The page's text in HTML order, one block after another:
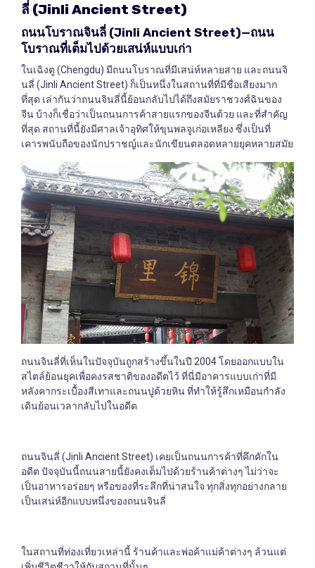
ลี่ (Jinli Ancient Street)
ถนนโบราณจินลี่ (Jinli Ancient Street)—ถนน
โบราณที่เต็มไปด้วยเสน่ห์แบบเก่า
ในเฉิงตู (Chengdu) มีถนนโบราณที่มีเสน่ห์หลายสาย และถนนจิ
นลี่ (Jinli Ancient Street) ก็เป็นหนึ่งในสถานที่ที่มีชื่อเสียงมาก
ที่สุด เล่ากันว่าถนนจินลี่นี้ย้อนกลับไปได้ถึงสมัยราชวงศ์ฉินของ
จีน บ้างก็เชื่อว่าเป็นถนนการค้าสายแรกของจีนด้วย และที่สำคัญ
ที่สุด สถานที่นี้ยังมีศาลเจ้าอุทิศให้ขุนพลจูเก่อเหลียง ซึ่งเป็นที่
เคารพนับถือของนักปราชญ์และนักเขียนตลอดหลายยุคหลายสมัย
ถนนจินลี่ที่เห็นในปัจจุบันถูกสร้างขึ้นในปี 2004 โดยออกแบบใน
สไตล์ย้อนยุคเพื่อคงรสชาติของอดีตไว้ ที่นี่มีอาคารแบบเก่าที่มี
หลังคากระเบื้องสีเทาและถนนปูด้วยหิน ที่ทำให้รู้สึกเหมือนกำลัง
เดินย้อนเวลากลับไปในอดีต
ถนนจินลี่ (Jinli Ancient Street) เคยเป็นถนนการค้าที่คึกคักใน
อดีต ปัจจุบันนี้ถนนสายนี้ยังคงเต็มไปด้วยร้านค้าต่างๆ ไม่ว่าจะ
เป็นอาหารอร่อยๆ หรือของที่ระลึกที่น่าสนใจ ทุกสิ่งทุกอย่างกลาย
เป็นเสน่ห์อีกแบบหนึ่งของถนนจินลี่
ในสถานที่ท่องเที่ยวเหล่านี้ ร้านค้าและพ่อค้าแม่ค้าต่างๆ ล้วนแต่